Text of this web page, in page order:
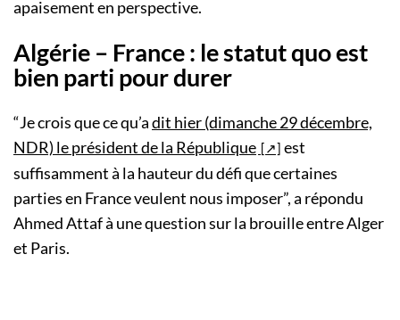
apaisement en perspective.
Algérie – France : le statut quo est
bien parti pour durer
“Je crois que ce qu’adit hier (dimanche 29 décembre,
NDR) le président de la République
est
suffisamment à la hauteur du défi que certaines
parties en France veulent nous imposer”, a répondu
Ahmed Attaf à une question sur la brouille entre Alger
et Paris.